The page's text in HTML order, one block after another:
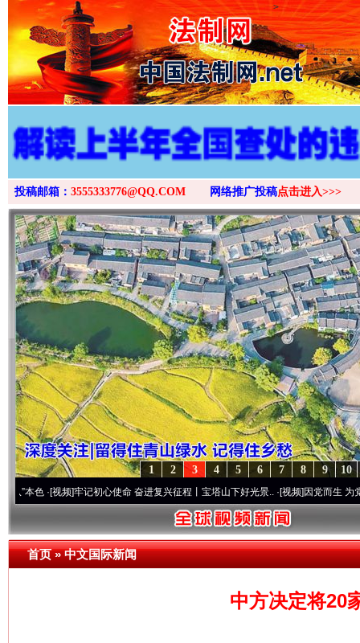
>
投稿邮箱： 3555333776@QQ.COM 网络推广投稿点击进入>>>
10
9
8
7
6
5
4
3
2
1
频]牢记初心使命 奋进复兴征程丨宝塔山下好光景..·[视频]因党而生 为党而战——
首页»中文国际新闻
中方决定将20